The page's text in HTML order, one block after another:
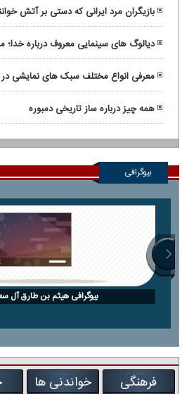
واقعی
بازیگران مرد ایرانی که دستی بر آتش
دیالوگ های سینمایی معروف درباره خدا؛
معرفی انواع مختلف سبک های نمایشی در
همه چیز درباره ساز تاریخی دمبوره
بیوگرافی
بیوگرافی هیثم بن طارق آل
فرهنگی خواندنی ها